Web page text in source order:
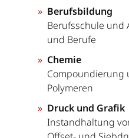
Berufsbildung
Berufsschule und
und Berufe
Chemie
Compoundierung
Polymeren
Druck und Grafik
Instandhaltung